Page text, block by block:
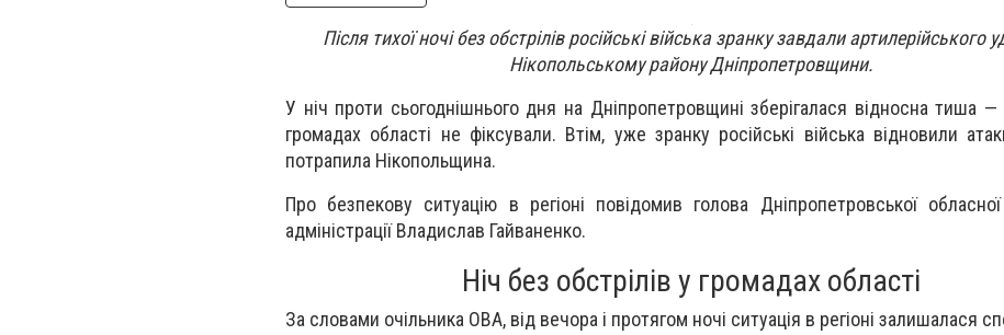
Після тихої ночі без обстрілів російські війська зранку завдали артилерійського
Нікопольському району Дніпропетровщини.
У ніч проти сьогоднішнього дня на Дніпропетровщині зберігалася відносна тиша —
громадах області не фіксували. Втім, уже зранку російські війська відновили
потрапила Нікопольщина.
Про безпекову ситуацію в регіоні повідомив голова Дніпропетровської обласної
адміністрації Владислав Гайваненко.
Ніч без обстрілів у громадах області
За словами очільника ОВА, від вечора і протягом ночі ситуація в регіоні залишалася